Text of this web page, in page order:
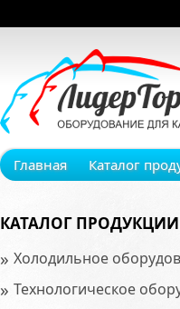
Главная Каталог
КАТАЛОГ ПРОДУКЦИИ
» Холодильное
» Технологическое